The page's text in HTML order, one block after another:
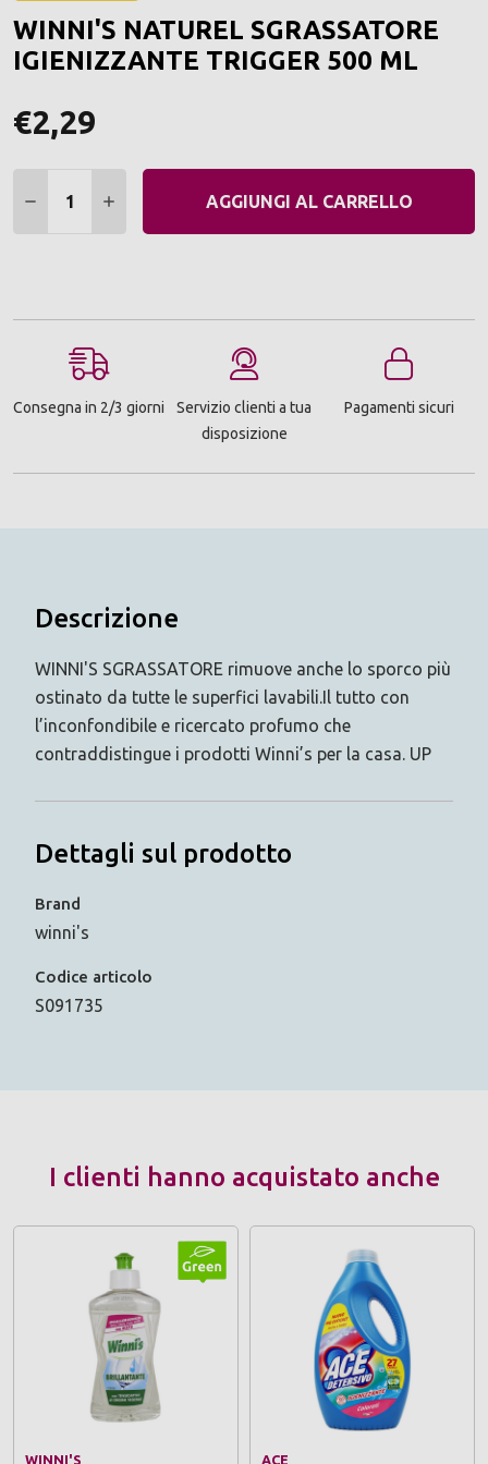
WINNI'S NATUREL SGRASSATORE
IGIENIZZANTE TRIGGER 500 ML
€2,29
DIMINUIRE QUANTITÀ:
AUMENTARE QUANTITÀ:
AGGIUNGI AL CARRELLO
Consegna in 2/3 giorni
Servizio clienti a tua
disposizione
Pagamenti sicuri
Descrizione
WINNI'S SGRASSATORE rimuove anche lo sporco più
ostinato da tutte le superfici lavabili.Il tutto con
l’inconfondibile e ricercato profumo che
contraddistingue i prodotti Winni’s per la casa. UP
Dettagli sul prodotto
Brand
winni's
Codice articolo
S091735
I clienti hanno acquistato anche
WINNI'S ACE